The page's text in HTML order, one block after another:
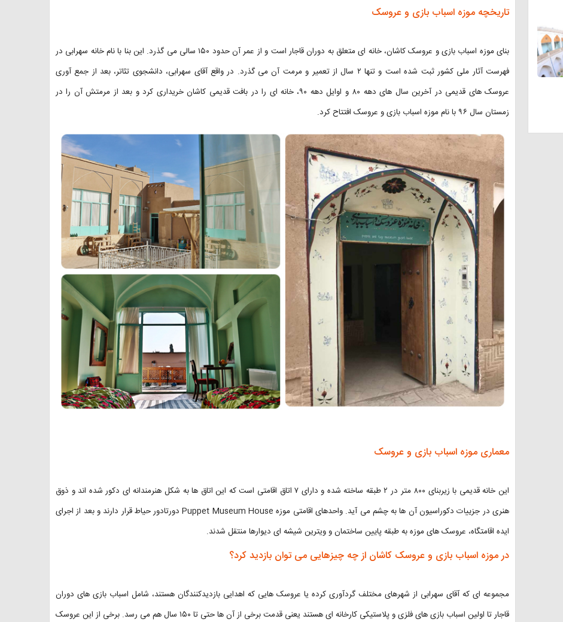
تاریخچه موزه اسباب بازی و عروسک
بنای موزه اسباب بازی و عروسک کاشان، خانه ای متعلق به دوران قاجار است و از عمر آن حدود ۱۵۰ سالی می گذرد. این بنا با نام خانه سهرابی در
فهرست آثار ملی کشور ثبت شده است و تنها ۲ سال از تعمیر و مرمت آن می گذرد. در واقع آقای سهرابی، دانشجوی تئاتر، بعد از جمع آوری
عروسک های قدیمی در آخرین سال های دهه ۸۰ و اوایل دهه ۹۰، خانه ای را در بافت قدیمی کاشان خریداری کرد و بعد از مرمتش آن را در
زمستان سال ۹۶ با نام موزه اسباب بازی و عروسک افتتاح کرد.
معماری موزه اسباب بازی و عروسک
این خانه قدیمی با زیربنای ۸۰۰ متر در ۲ طبقه ساخته شده و دارای ۷ اتاق اقامتی است که این اتاق ها به شکل هنرمندانه ای دکور شده اند و ذوق
هنری در جزییات دکوراسیون آن ها به چشم می آید. واحدهای اقامتی موزه Puppet Museum House دورتادور حیاط قرار دارند و بعد از اجرای
ایده اقامتگاه، عروسک های موزه به طبقه پایین ساختمان و ویترین شیشه ای دیوارها منتقل شدند.
در موزه اسباب بازی و عروسک کاشان از چه چیزهایی می توان بازدید کرد؟
مجموعه ای که آقای سهرابی از شهرهای مختلف گردآوری کرده یا عروسک هایی که اهدایی بازدیدکنندگان هستند، شامل اسباب بازی های دوران
قاجار تا اولین اسباب بازی های فلزی و پلاستیکی کارخانه ای هستند یعنی قدمت برخی از آن ها حتی تا ۱۵۰ سال هم می رسد. برخی از این عروسک